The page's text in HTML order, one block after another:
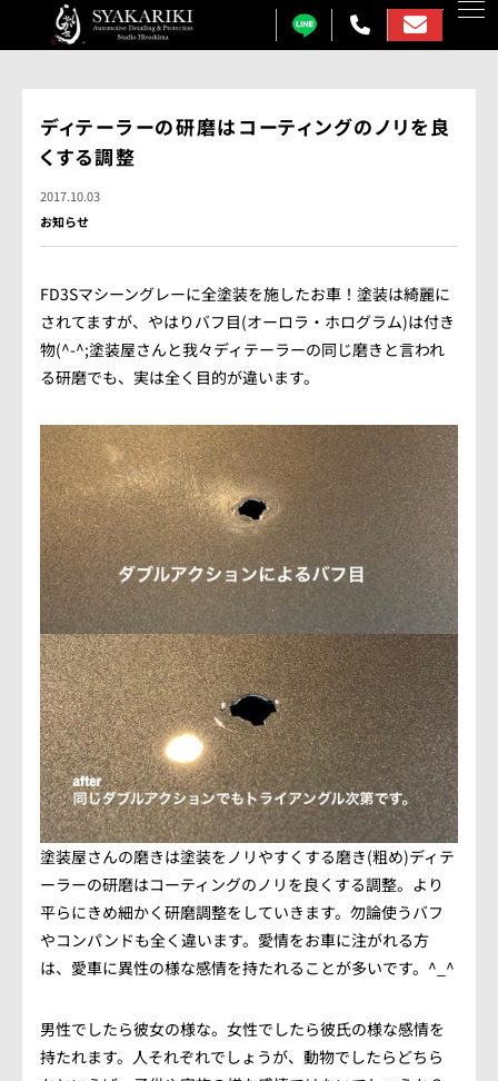
プロテクションフィルム
カーフィルム
カーラッピング
ガラス研磨
しゃかりきについて
各メニュー料金表
会社概要
アクセス情報
お気軽にお問い合わせください。
TEL.082-225-7355
LINEでお問い合わせ
営業時間：10:00~18:00（日・祝10:00~17:00）
定休日：第3日曜/水曜定休
ディテーラーの研磨はコーティングのノリを良
くする調整
2017.10.03
お知らせ
FD3Sマシーングレーに全塗装を施したお車！塗装は綺麗に
されてますが、やはりバフ目(オーロラ・ホログラム)は付き
物(^-^;塗装屋さんと我々ディテーラーの同じ磨きと言われ
る研磨でも、実は全く目的が違います。
塗装屋さんの磨きは塗装をノリやすくする磨き(粗め)ディテ
ーラーの研磨はコーティングのノリを良くする調整。より
平らにきめ細かく研磨調整をしていきます。勿論使うバフ
やコンパンドも全く違います。愛情をお車に注がれる方
は、愛車に異性の様な感情を持たれることが多いです。^_^
男性でしたら彼女の様な。女性でしたら彼氏の様な感情を
持たれます。人それぞれでしょうが、動物でしたらどちら